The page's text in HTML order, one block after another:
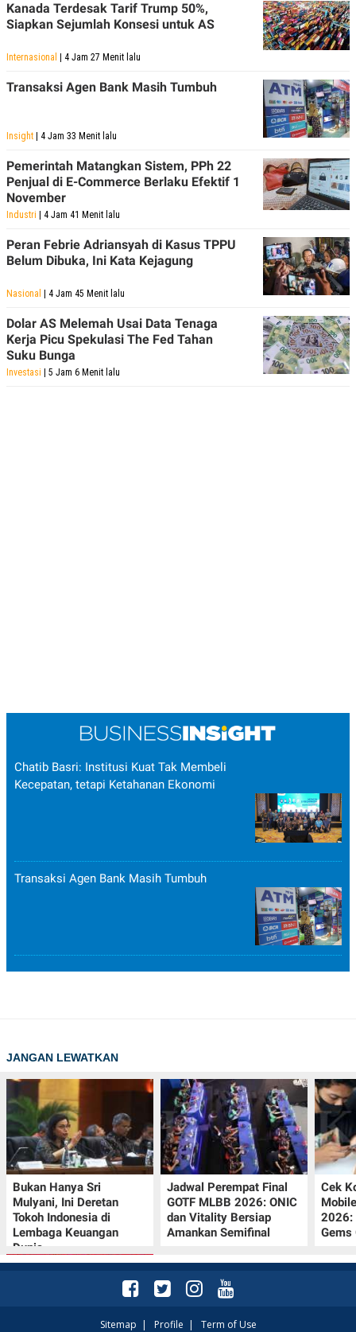
Kanada Terdesak Tarif Trump 50%,
Siapkan Sejumlah Konsesi untuk AS
Internasional | 4 Jam 27 Menit lalu
Transaksi Agen Bank Masih Tumbuh
Insight | 4 Jam 33 Menit lalu
Pemerintah Matangkan Sistem, PPh 22
Penjual di E-Commerce Berlaku Efektif 1
November
Industri | 4 Jam 41 Menit lalu
Peran Febrie Adriansyah di Kasus TPPU
Belum Dibuka, Ini Kata Kejagung
Nasional | 4 Jam 45 Menit lalu
Dolar AS Melemah Usai Data Tenaga
Kerja Picu Spekulasi The Fed Tahan
Suku Bunga
Investasi | 5 Jam 6 Menit lalu
Chatib Basri: Institusi Kuat Tak Membeli
Kecepatan, tetapi Ketahanan Ekonomi
Transaksi Agen Bank Masih Tumbuh
JANGAN LEWATKAN
Bukan Hanya Sri
Mulyani, Ini Deretan
Tokoh Indonesia di
Lembaga Keuangan
Dunia
Jadwal Perempat Final
GOTF MLBB 2026: ONIC
dan Vitality Bersiap
Amankan Semifinal
Cek
2026:
Gems
Sitemap | Profile | Term of Use